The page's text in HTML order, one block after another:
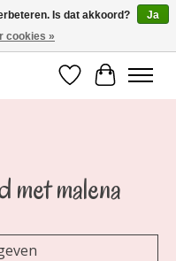
maat 34 t/m 54
Verlanglijst
malena
Is dat akkoord?
Ja
cookies »